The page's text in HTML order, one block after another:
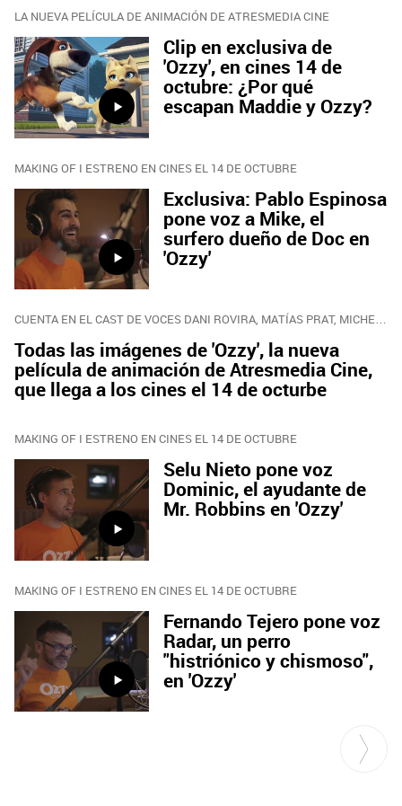
LA NUEVA PELÍCULA DE ANIMACIÓN DE ATRESMEDIA CINE
Clip en exclusiva de
'Ozzy', en cines 14 de
octubre: ¿Por qué
escapan Maddie y Ozzy?
MAKING OF I ESTRENO EN CINES EL 14 DE OCTUBRE
Exclusiva: Pablo Espinosa
pone voz a Mike, el
surfero dueño de Doc en
'Ozzy'
CUENTA EN EL CAST DE VOCES DANI ROVIRA, MATÍAS PRAT, MICHELLE JENNER O ELSA PATAKY
Todas las imágenes de 'Ozzy', la nueva
película de animación de Atresmedia Cine,
que llega a los cines el 14 de octurbe
MAKING OF I ESTRENO EN CINES EL 14 DE OCTUBRE
Selu Nieto pone voz
Dominic, el ayudante de
Mr. Robbins en 'Ozzy'
MAKING OF I ESTRENO EN CINES EL 14 DE OCTUBRE
Fernando Tejero pone voz
Radar, un perro
"histriónico y chismoso",
en 'Ozzy'